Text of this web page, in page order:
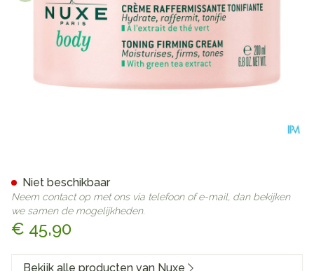
€ 45,90
Niet beschikbaar
Neem contact op met ons via telefoon of e-mail, dan bekijken
we samen de mogelijkheden.
Bekijk alle producten van Nuxe